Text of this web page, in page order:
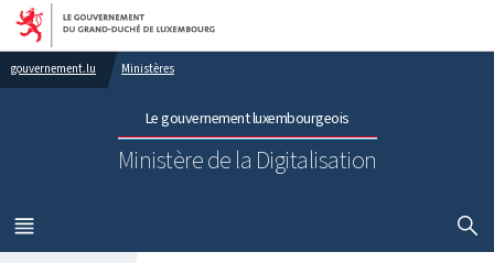
Aller au menu principal
Aller au contenu
gouvernement.lu Ministères
Le gouvernement luxembourgeois
Ministère de la Digitalisation
MENU
PRINCIPAL